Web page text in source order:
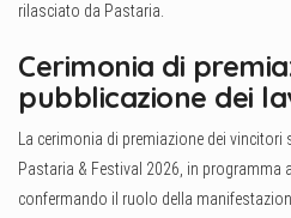
rilasciato da Pastaria.
Cerimonia di
pubblicazione dei
La cerimonia di premiazione dei
Pastaria & Festival 2026, in programma
confermando il ruolo della